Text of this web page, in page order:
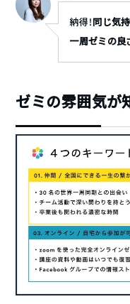
納得！同じ気
一周ゼミの良
ゼミの雰囲気が